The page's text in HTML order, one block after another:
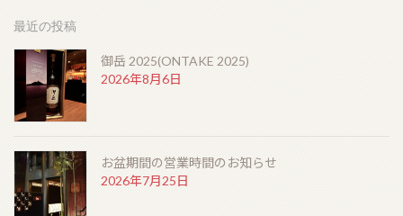
最近の投稿
御岳 2025(ONTAKE 2025)
2026年8月6日
お盆期間の営業時間のお知らせ
2026年7月25日